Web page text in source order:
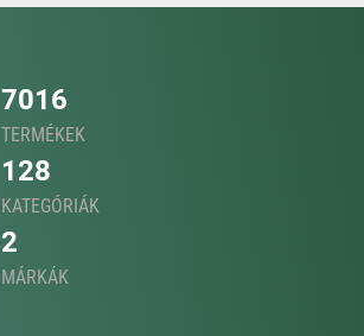
7016
TERMÉKEK
128
KATEGÓRIÁK
2
MÁRKÁK